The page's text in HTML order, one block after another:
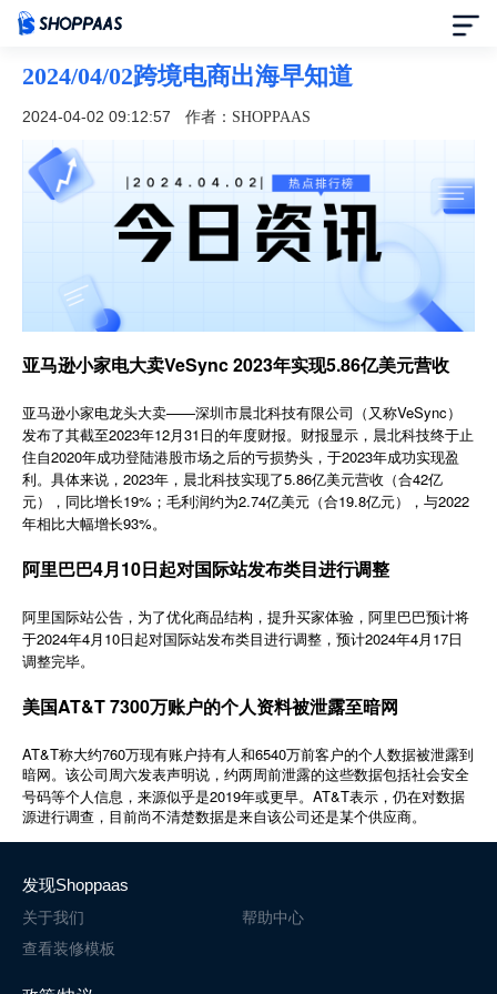
首页
定价
模板中心
合作伙伴
了解我们
简体中文
2024/04/02跨境电商出海早知道
2024-04-02 09:12:57 作者：SHOPPAAS
亚马逊小家电大卖VeSync 2023年实现5.86亿美元营收
亚马逊小家电龙头大卖——深圳市晨北科技有限公司（又称VeSync）
发布了其截至2023年12月31日的年度财报。财报显示，晨北科技终于止
住自2020年成功登陆港股市场之后的亏损势头，于2023年成功实现盈
利。具体来说，2023年，晨北科技实现了5.86亿美元营收（合42亿
元），同比增长19%；毛利润约为2.74亿美元（合19.8亿元），与2022
年相比大幅增长93%。
阿里巴巴4月10日起对国际站发布类目进行调整
阿里国际站公告，为了优化商品结构，提升买家体验，阿里巴巴预计将
于2024年4月10日起对国际站发布类目进行调整，预计2024年4月17日
调整完毕。
美国AT&T 7300万账户的个人资料被泄露至暗网
AT&T称大约760万现有账户持有人和6540万前客户的个人数据被泄露到
暗网。该公司周六发表声明说，约两周前泄露的这些数据包括社会安全
号码等个人信息，来源似乎是2019年或更早。 AT&T表示，仍在对数据
源进行调查，目前尚不清楚数据是来自该公司还是某个供应商。
发现Shoppaas
关于我们
帮助中心
查看装修模板